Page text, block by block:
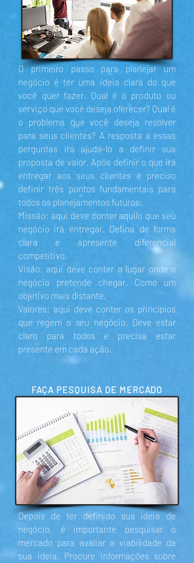
O primeiro passo para planejar um
negócio é ter uma ideia clara do que
você quer fazer. Qual é o produto ou
serviço que você deseja oferecer? Qual é
o problema que você deseja resolver
para seus clientes? A resposta a essas
perguntas irá ajudá-lo a definir sua
proposta de valor. Após definir o que irá
entregar aos seus clientes é preciso
definir três pontos fundamentais para
todos os planejamentos futuros:
Missão: aqui deve conter aquilo que seu
negócio irá entregar. Defina de forma
clara e apresente diferencial
competitivo.
Visão: aqui deve conter o lugar onde o
negócio pretende chegar. Como um
objetivo mais distante.
Valores: aqui deve conter os princípios
que regem o seu negócio. Deve estar
claro para todos e precisa estar
presente em cada ação.
FAÇA PESQUISA DE MERCADO
Depois de ter definido sua ideia de
negócio, é importante pesquisar o
mercado para avaliar a viabilidade da
sua ideia. Procure informações sobre